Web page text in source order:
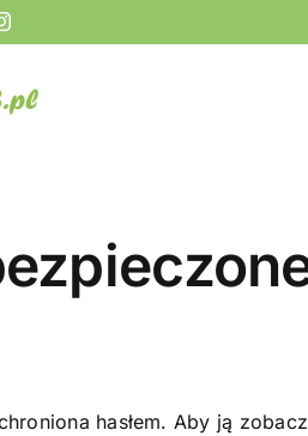
Instagram
hasłem. Aby ją